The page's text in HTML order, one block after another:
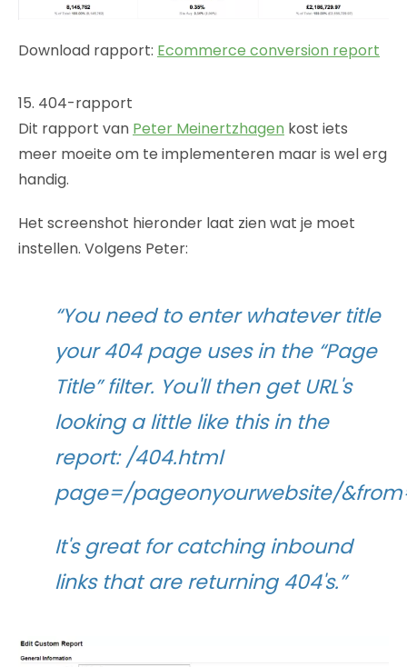
Download rapport: Ecommerce conversion report
15. 404-rapport
Dit rapport van Peter Meinertzhagen kost iets
meer moeite om te implementeren maar is wel erg
handig.
Het screenshot hieronder laat zien wat je moet
instellen. Volgens Peter:
“You need to enter whatever title
your 404 page uses in the “Page
Title” filter. You'll then get URL's
looking a little like this in the
report: /404.html
page=/pageonyourwebsite/
It's great for catching inbound
links that are returning 404's.”